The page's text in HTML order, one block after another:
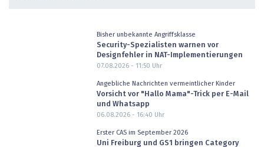
Bisher unbekannte Angriffsklasse
Security-Spezialisten warnen vor
Designfehler in NAT-Implementierungen
07.08.2026 - 11:50 Uhr
Angebliche Nachrichten vermeintlicher Kinder
Vorsicht vor "Hallo Mama"-Trick per E-Mail
und Whatsapp
06.08.2026 - 16:40 Uhr
Erster CAS im September 2026
Uni Freiburg und GS1 bringen Category